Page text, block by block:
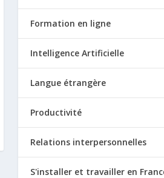
Formation en ligne
Intelligence Artificielle
Langue étrangère
Productivité
Relations interpersonnelles
S'installer et travailler en